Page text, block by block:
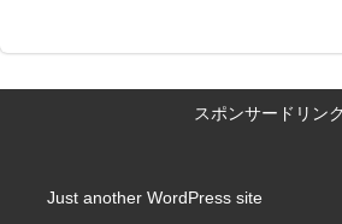
スポンサードリンク
Just another WordPress site